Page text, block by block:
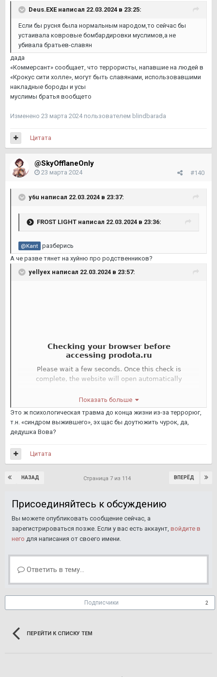
Deus.EXEнаписал 22.03.2024 в 23:25:
Если бы русня была нормальным народом,то сейчас бы
устаивала ковровые бомбардировки муслимов,а не
убивала братьев-славян
дада
«Коммерсант» сообщает, что террористы, напавшие на людей в
«Крокус сити холле», могут быть славянами, использовавшими
накладные бороды и усы
муслимы братья вообщето
Изменено 23 марта 2024пользователем blindbarada
Цитата
@SkyOfflaneOnly
#140
23 марта 2024
y6u написал 22.03.2024 в 23:37:
FROST LIGHT написал 22.03.2024 в 23:36:
@Kant
разберись
А че разве тянет на хуйню про родственников?
yellyex написал 22.03.2024 в 23:57:
Показать больше
Это ж психологическая травма до конца жизни из-за террорюг,
т.н. «синдром выжившего», эх щас бы доутюжить чурок, да,
дедушка Вова?
Цитата
НАЗАД ВПЕРЁД
Страница 7 из 114
Присоединяйтесь к обсуждению
Вы можете опубликовать сообщение сейчас, а
зарегистрироваться позже. Если у вас есть аккаунт, войдите в
него для написания от своего имени.
Ответить в тему...
Подписчики 2
ПЕРЕЙТИ К СПИСКУ ТЕМ